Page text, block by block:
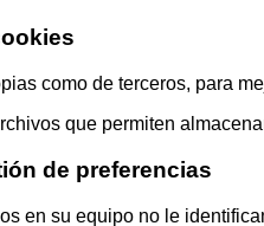
como de terceros, para
que permiten
de preferencias
en su equipo no le